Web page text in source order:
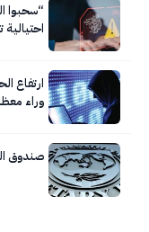
“سحبوا
ارتفاع
وراء
صندوق النقد